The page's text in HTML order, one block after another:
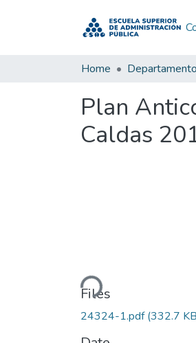
Home
Plan
Caldas
Loading...
Files
24324-1.pdf(332.7